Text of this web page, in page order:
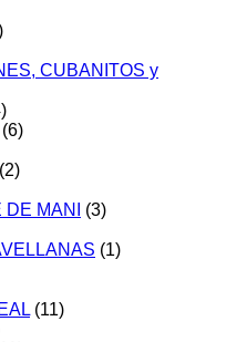
CUBANITOS y
(6)
(2)
MANI
(3)
(1)
(11)